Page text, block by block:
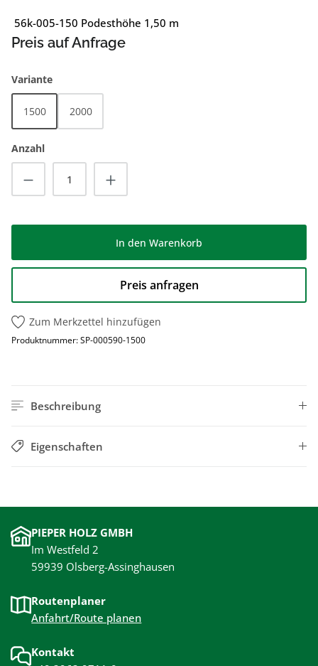
56k-005-150 Podesthöhe 1,50 m
Preis auf Anfrage
Varianteauswählen
1500 2000
Anzahl
Produkt Anzahl: Gib den gewünschten
In den Warenkorb
Preis anfragen
Zum Merkzettel hinzufügen
Produktnummer:SP-000590-1500
Beschreibung
Eigenschaften
PIEPER HOLZ GMBH
Im Westfeld 2
59939 Olsberg-Assinghausen
Routenplaner
Anfahrt/Route planen
Kontakt